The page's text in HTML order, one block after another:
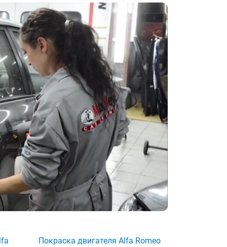
Покраска двигателя Alfa Romeo